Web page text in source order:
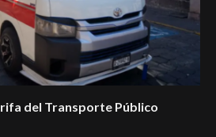
del Transporte Público